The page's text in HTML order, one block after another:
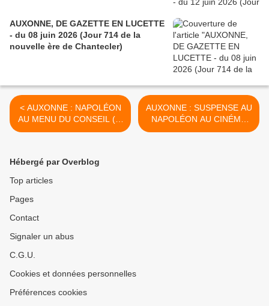
AUXONNE, DE GAZETTE EN LUCETTE
- du 08 juin 2026 (Jour 714 de la
nouvelle ère de Chantecler)
< AUXONNE : NAPOLÉON
AU MENU DU CONSEIL (3)
- du 08 août 2025 (Jour 410
AUXONNE : SUSPENSE AU
NAPOLÉON AU CINÉMA
L'EMPIRE - du 16 août
Hébergé par Overblog
Top articles
Pages
Contact
Signaler un abus
C.G.U.
Cookies et données personnelles
Préférences cookies